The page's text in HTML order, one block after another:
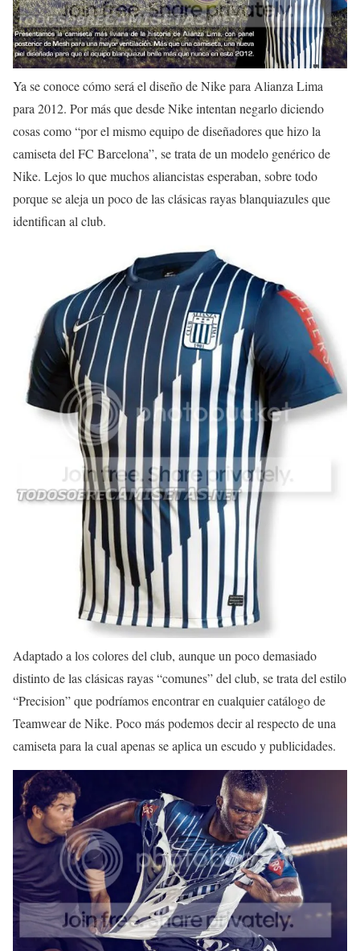
Ya se conoce cómo será el diseño de Nike para Alianza Lima
para 2012. Por más que desde Nike intentan negarlo diciendo
cosas como “por el mismo equipo de diseñadores que hizo la
camiseta del FC Barcelona”, se trata de un modelo genérico de
Nike. Lejos lo que muchos aliancistas esperaban, sobre todo
porque se aleja un poco de las clásicas rayas blanquiazules que
identifican al club.
Adaptado a los colores del club, aunque un poco demasiado
distinto de las clásicas rayas “comunes” del club, se trata del estilo
“Precision” que podríamos encontrar en cualquier catálogo de
Teamwear de Nike. Poco más podemos decir al respecto de una
camiseta para la cual apenas se aplica un escudo y publicidades.